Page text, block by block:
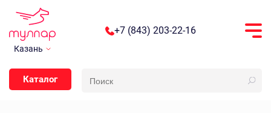
Казань
+7 (843) 203-22-16
Каталог